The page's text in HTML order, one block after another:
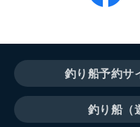
釣り船予約サ
釣り船（